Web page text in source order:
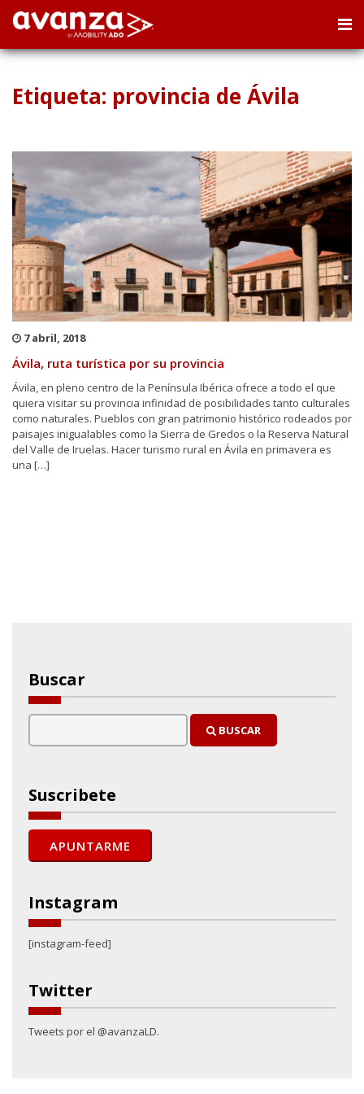
Etiqueta: provincia de Ávila
7 abril, 2018
Ávila, ruta turística por su provincia
Ávila, en pleno centro de la Península Ibérica ofrece a todo el que
quiera visitar su provincia infinidad de posibilidades tanto culturales
como naturales. Pueblos con gran patrimonio histórico rodeados por
paisajes inigualables como la Sierra de Gredos o la Reserva Natural
del Valle de Iruelas. Hacer turismo rural en Ávila en primavera es
una […]
Buscar
BUSCAR
Suscribete
Instagram
[instagram-feed]
Twitter
Tweets por el @avanzaLD.